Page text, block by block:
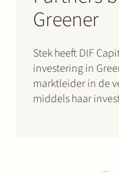
Greener
Stek heeft DIF
investering in
marktleider in de
middels haar